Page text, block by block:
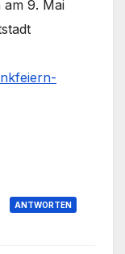
am 9. Mai
ANTWORTEN